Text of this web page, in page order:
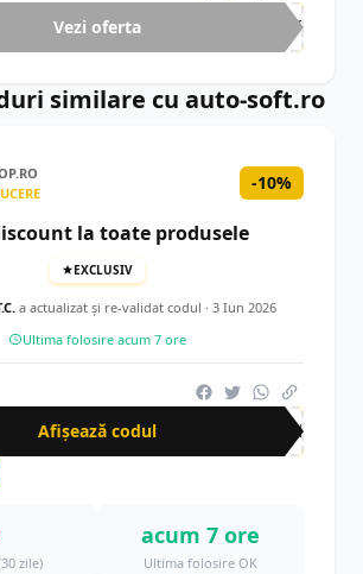
Vezi oferta
-40%
similare cu auto-soft.ro
-10%
la toate produsele
EXCLUSIV
a actualizat şi re-validat codul · 3 Iun 2026
Ultima folosire acum 7 ore
Afișează codul CRN
zile)
acum 7 ore
Ultima folosire OK